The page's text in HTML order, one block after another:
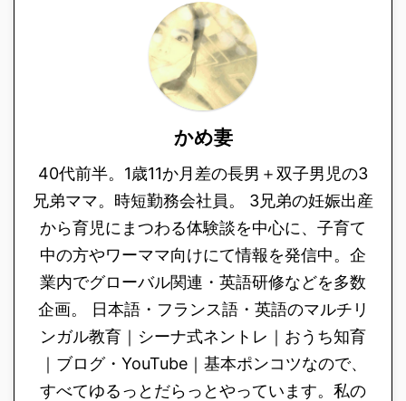
かめ妻
40代前半。1歳11か月差の長男＋双子男児の3
兄弟ママ。時短勤務会社員。 3兄弟の妊娠出産
から育児にまつわる体験談を中心に、子育て
中の方やワーママ向けにて情報を発信中。企
業内でグローバル関連・英語研修などを多数
企画。 日本語・フランス語・英語のマルチリ
ンガル教育｜シーナ式ネントレ｜おうち知育
｜ブログ・YouTube｜基本ポンコツなので、
すべてゆるっとだらっとやっています。私の